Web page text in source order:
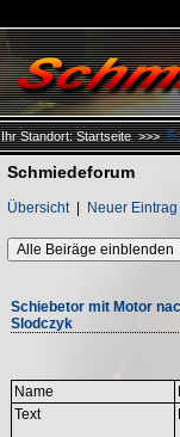
Ihr Standort:Startseite>>>
Schmiedeforum
Übersicht| Neuer Eintrag
Alle Beiräge einblenden
Schiebetor mit Motor
Slodczyk
Name
Text